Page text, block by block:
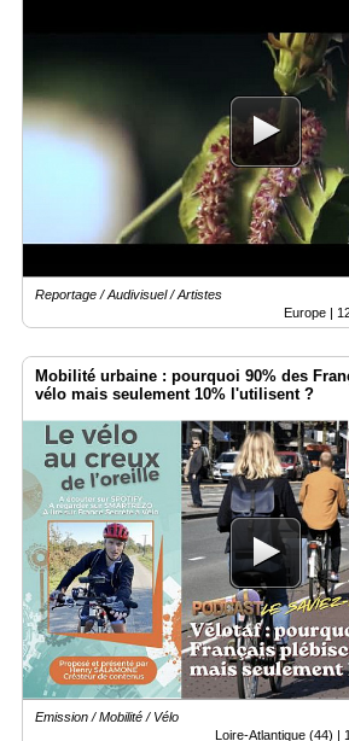
Gazette
Vidéos
Prémium
Inscription
pro
éditeur
Reportage / Audivisuel / Artistes
Europe |
Mobilité urbaine : pourquoi 90% des
vélo mais seulement 10% l'utilisent ?
Emission / Mobilité / Vélo
Loire-Atlantique (44) |